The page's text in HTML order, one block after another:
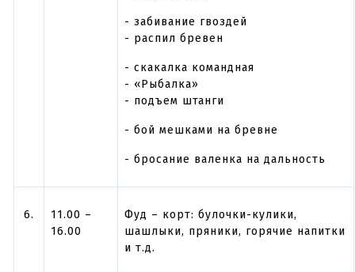
- забивание гвоздей
- распил бревен
- скакалка командная
- «Рыбалка»
- подъем штанги
- бой мешками на бревне
- бросание валенка на дальность
6.
11.00 –
16.00
Фуд – корт: булочки-кулики,
шашлыки, пряники, горячие напитки
и т.д.